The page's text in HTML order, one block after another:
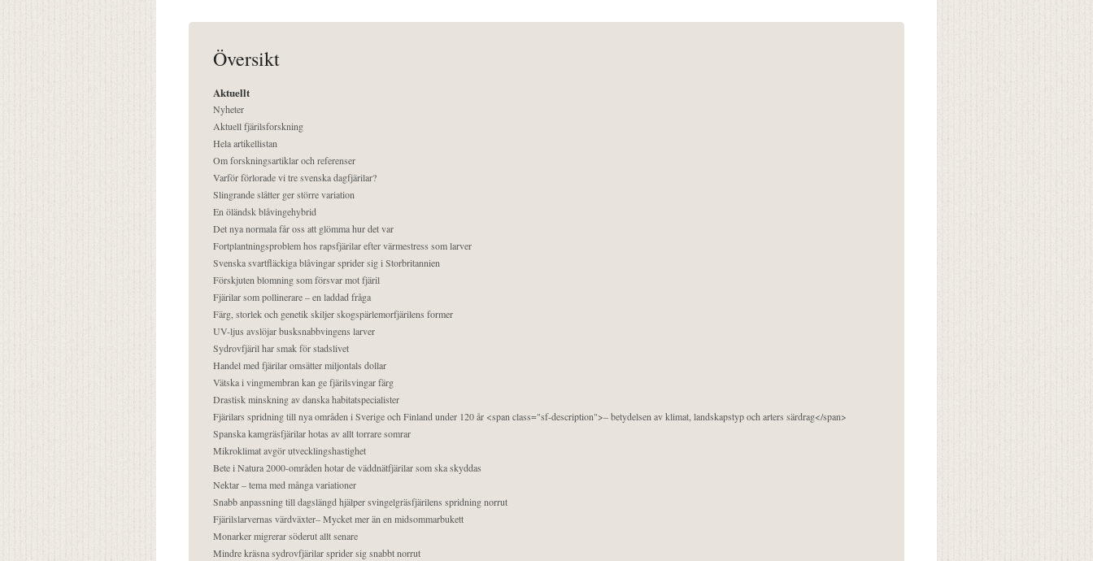
Översikt
Aktuellt
Nyheter
Aktuell fjärilsforskning
Hela artikellistan
Om forskningsartiklar och referenser
Varför förlorade vi tre svenska dagfjärilar?
Slingrande slåtter ger större variation
En öländsk blåvingehybrid
Det nya normala får oss att glömma hur det var
Fortplantningsproblem hos rapsfjärilar efter värmestress som larver
Svenska svartfläckiga blåvingar sprider sig i Storbritannien
Förskjuten blomning som försvar mot fjäril
Fjärilar som pollinerare – en laddad fråga
Färg, storlek och genetik skiljer skogspärlemorfjärilens former
UV-ljus avslöjar busksnabbvingens larver
Sydrovfjäril har smak för stadslivet
Handel med fjärilar omsätter miljontals dollar
Vätska i vingmembran kan ge fjärilsvingar färg
Drastisk minskning av danska habitatspecialister
Fjärilars spridning till nya områden i Sverige och Finland under 120 år <span class="sf-description">– betydelsen av klimat, landskapstyp och arters särdrag</span>
Spanska kamgräsfjärilar hotas av allt torrare somrar
Mikroklimat avgör utvecklingshastighet
Bete i Natura 2000-områden hotar de väddnätfjärilar som ska skyddas
Nektar – tema med många variationer
Snabb anpassning till dagslängd hjälper svingelgräsfjärilens spridning norrut
Fjärilslarvernas värdväxter– Mycket mer än en midsommarbukett
Monarker migrerar söderut allt senare
Mindre kräsna sydrovfjärilar sprider sig snabbt norrut